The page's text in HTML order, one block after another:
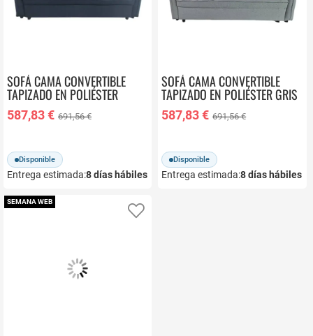
SOFÁ CAMA CONVERTIBLE
TAPIZADO EN POLIÉSTER
ESTRUCTURA DE MADERA MB-
228437
587,83 € 691,56 €
Disponible
Entrega estimada:8días hábiles
SOFÁ CAMA CONVERTIBLE
TAPIZADO EN POLIÉSTER GRIS
ESTRUCTURA DE MADERA MB-
228438
587,83 € 691,56 €
Disponible
Entrega estimada:8días hábiles
SEMANA WEB